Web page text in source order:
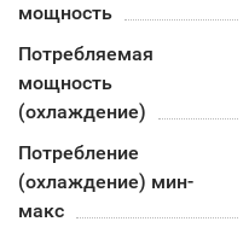
мощность
Потребляемая
мощность
(охлаждение)
Потребление
(охлаждение) мин-
макс